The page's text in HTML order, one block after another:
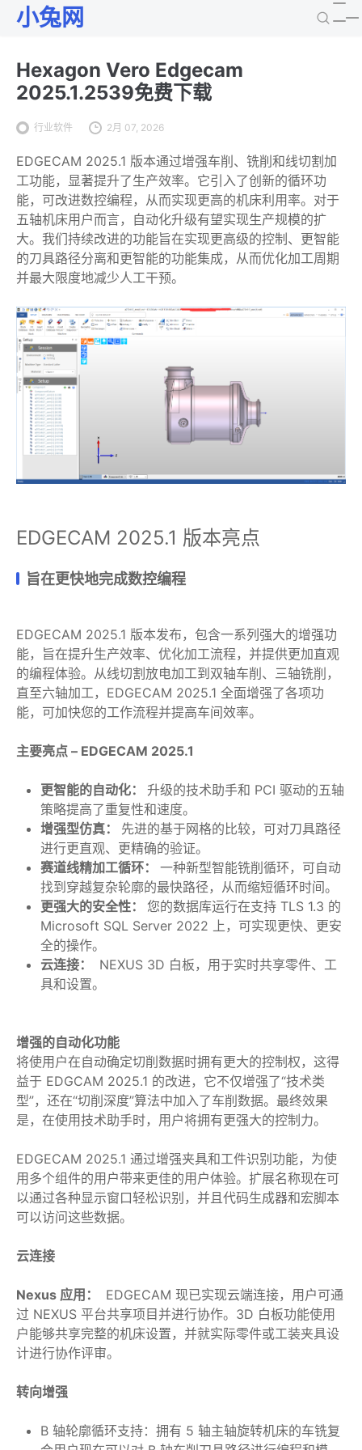
小兔网
Hexagon Vero Edgecam
2025.1.2539免费下载
行业软件 2月 07, 2026
EDGECAM 2025.1 版本通过增强车削、铣削和线切割加
工功能，显著提升了生产效率。它引入了创新的循环功
能，可改进数控编程，从而实现更高的机床利用率。对于
五轴机床用户而言，自动化升级有望实现生产规模的扩
大。我们持续改进的功能旨在实现更高级的控制、更智能
的刀具路径分离和更智能的功能集成，从而优化加工周期
并最大限度地减少人工干预。
EDGECAM 2025.1 版本亮点
旨在更快地完成数控编程
EDGECAM 2025.1 版本发布，包含一系列强大的增强功
能，旨在提升生产效率、优化加工流程，并提供更加直观
的编程体验。从线切割放电加工到双轴车削、三轴铣削，
直至六轴加工，EDGECAM 2025.1 全面增强了各项功
能，可加快您的工作流程并提高车间效率。
主要亮点 – EDGECAM 2025.1
更智能的自动化： 升级的技术助手和 PCI 驱动的五轴
策略提高了重复性和速度。
增强型仿真： 先进的基于网格的比较，可对刀具路径
进行更直观、更精确的验证。
赛道线精加工循环： 一种新型智能铣削循环，可自动
找到穿越复杂轮廓的最快路径，从而缩短循环时间。
更强大的安全性： 您的数据库运行在支持 TLS 1.3 的
Microsoft SQL Server 2022 上，可实现更快、更安
全的操作。
云连接：
NEXUS 3D 白板，用于实时共享零件、工
具和设置。
增强的自动化功能
将使用户在自动确定切削数据时拥有更大的控制权，这得
益于 EDGCAM 2025.1 的改进，它不仅增强了“技术类
型”，还在“切削深度”算法中加入了车削数据。最终效果
是，在使用技术助手时，用户将拥有更强大的控制力。
EDGECAM 2025.1 通过增强夹具和工件识别功能，为使
用多个组件的用户带来更佳的用户体验。扩展名称现在可
以通过各种显示窗口轻松识别，并且代码生成器和宏脚本
可以访问这些数据。
云连接
Nexus 应用：
EDGECAM 现已实现云端连接，用户可通
过 NEXUS 平台共享项目并进行协作。3D 白板功能使用
户能够共享完整的机床设置，并就实际零件或工装夹具设
计进行协作评审。
转向增强
B 轴轮廓循环支持：拥有 5 轴主轴旋转机床的车铣复